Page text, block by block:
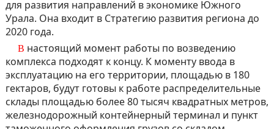
для развития направлений в экономике Южного
Урала. Она входит в Стратегию развития региона до
2020 года.
В настоящий момент работы по возведению
комплекса подходят к концу. К моменту ввода в
эксплуатацию на его территории, площадью в 180
гектаров, будут готовы к работе распределительные
склады площадью более 80 тысяч квадратных метров,
железнодорожный контейнерный терминал и пункт